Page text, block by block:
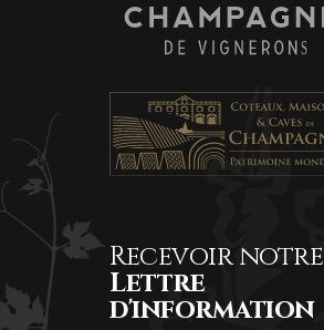
Recevoir notre
Lettre
d'information